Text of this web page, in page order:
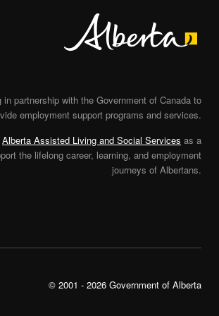
partnership with the Government of Canada to
employment support programs and services.
Alberta Assisted Living and Social Services as a
the lifelong career, learning, and employment
journeys of Albertans.
© 2001 - 2026 Government of Alberta